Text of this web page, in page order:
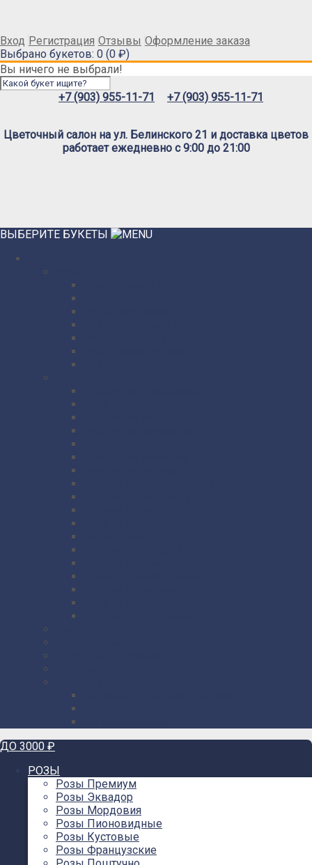
Вход Регистрация Отзывы Оформление заказа
Выбрано букетов: 0 (0 ₽)
Вы ничего не выбрали!
+7 (903) 955-11-71 +7 (903) 955-11-71
Цветочный салон на ул. Белинского 21 и доставка цветов
работает ежедневно с 9:00 до 21:00
ВЫБЕРИТЕ БУКЕТЫ
ДО 3000 ₽
РОЗЫ
Розы Премиум
Розы Эквадор
Розы Мордовия
Розы Пионовидные
Розы Кустовые
Розы Французские